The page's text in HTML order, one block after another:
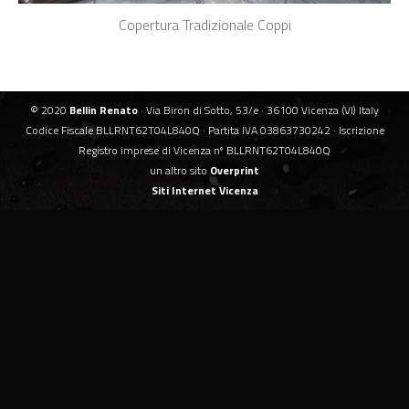
Copertura Tradizionale Coppi
© 2020 Bellin Renato · Via Biron di Sotto, 53/e · 36100 Vicenza (VI) Italy
Codice Fiscale BLLRNT62T04L840Q · Partita IVA 03863730242 · Iscrizione
Registro imprese di Vicenza nº BLLRNT62T04L840Q
un altro sito Overprint
Siti Internet Vicenza